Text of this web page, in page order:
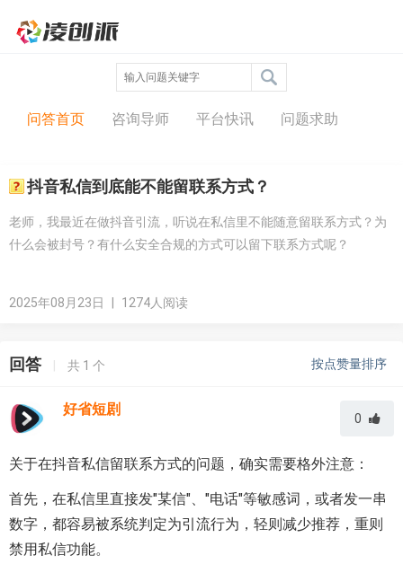
问答中心
问答首页 咨询导师 平台快讯 问题求助
抖音私信到底能不能留联系方式？
老师，我最近在做抖音引流，听说在私信里不能随意留联系方式？为
什么会被封号？有什么安全合规的方式可以留下联系方式呢？
2025年08月23日 1274人阅读
回答 | 共 1 个 按点赞量排序
好省短剧
0
关于在抖音私信留联系方式的问题，确实需要格外注意：
首先，在私信里直接发"某信"、"电话"等敏感词，或者发一串
数字，都容易被系统判定为引流行为，轻则减少推荐，重则
禁用私信功能。